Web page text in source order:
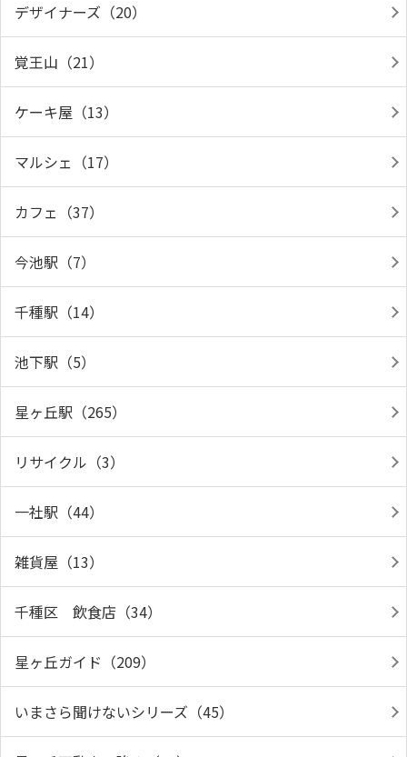
デザイナーズ（20）
覚王山（21）
ケーキ屋（13）
マルシェ（17）
カフェ（37）
今池駅（7）
千種駅（14）
池下駅（5）
星ヶ丘駅（265）
リサイクル（3）
一社駅（44）
雑貨屋（13）
千種区 飲食店（34）
星ヶ丘ガイド（209）
いまさら聞けないシリーズ（45）